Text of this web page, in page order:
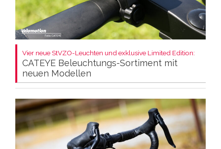
Vier neue StVZO-Leuchten und exklusive Limited Edition:
CATEYE Beleuchtungs-Sortiment mit
neuen Modellen